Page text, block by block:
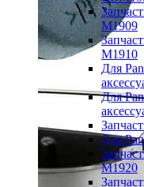
M1909
M1910
Для
Для
Для
M1920